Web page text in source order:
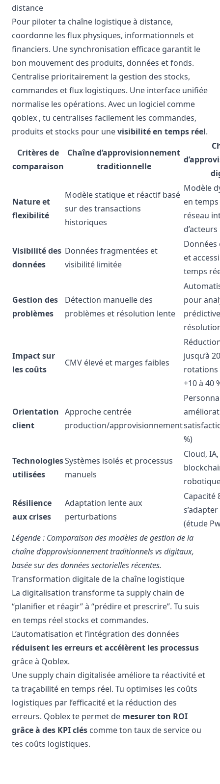
distance
Pour piloter ta chaîne logistique à distance,
coordonne les flux physiques, informationnels et
financiers. Une synchronisation efficace garantit le
bon mouvement des produits, données et fonds.
Centralise prioritairement la gestion des stocks,
commandes et flux logistiques. Une interface unifiée
normalise les opérations. Avec un logiciel comme
qoblex , tu centralises facilement les commandes,
produits et stocks pour unevisibilité en temps réel.
Critères de
comparaison
Chaîne d’approvisionnement
traditionnelle
Nature et
flexibilité
Modèle statique et réactif basé
sur des transactions
historiques
Modèle
en
réseau
d’acteurs
Visibilité des
données
Données fragmentées et
visibilité limitée
Données
et
temps
Gestion des
problèmes
Détection manuelle des
problèmes et résolution lente
pour
Impact sur
les coûts
CMV élevé et marges faibles
jusqu’à
rotations
+10 à 40
Orientation
client
Approche centrée
production/approvisionnement
%)
Technologies
utilisées
Systèmes isolés et processus
manuels
Cloud,
Résilience
aux crises
Adaptation lente aux
perturbations
Capacité
(étude
Légende : Comparaison des modèles de gestion de la
chaîne d’approvisionnement traditionnels vs digitaux,
basée sur des données sectorielles récentes.
Transformation digitale de la chaîne logistique
La digitalisation transforme ta supply chain de
“planifier et réagir” à “prédire et prescrire”. Tu suis
en temps réel stocks et commandes.
L’automatisation et l’intégration des données
réduisent les erreurs et accélèrent les processus
grâce à Qoblex.
Une supply chain digitalisée améliore ta réactivité et
ta traçabilité en temps réel. Tu optimises les coûts
logistiques par l’efficacité et la réduction des
erreurs. Qoblex te permet de mesurer ton ROI
grâce à des KPI clés comme ton taux de service ou
tes coûts logistiques.